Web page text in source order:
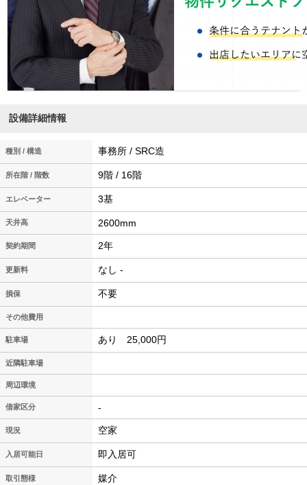
設備詳細情報
種別 / 構造 事務所 / SRC造
所在階 / 階数 9階 / 16階
エレベーター 3基
天井高 2600mm
契約期間 2年
更新料 なし -
損保 不要
その他費用
駐車場 あり 25,000円
近隣駐車場
周辺環境
借家区分 -
現況 空家
入居可能日 即入居可
取引態様 媒介